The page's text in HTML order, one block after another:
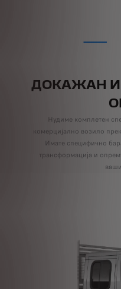
ДОКАЖАН И
Нудиме комплетен
комерцијално возило
Имате специфично
трансформација и